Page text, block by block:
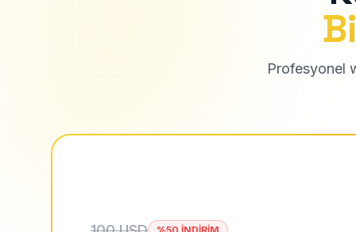
Profesyonel